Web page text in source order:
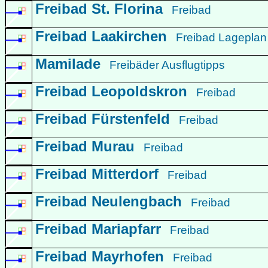
Freibad St. Florina Freibad
Freibad Laakirchen Freibad
Mamilade Freibäder Ausflugtipps
Freibad Leopoldskron Freibad
Freibad Fürstenfeld Freibad
Freibad Murau Freibad
Freibad Mitterdorf Freibad
Freibad Neulengbach Freibad
Freibad Mariapfarr Freibad
Freibad Mayrhofen Freibad